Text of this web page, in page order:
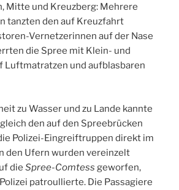
Mitte und Kreuzberg: Mehrere
tanzten den auf Kreuzfahrt
Vernetzerinnen auf der Nase
die Spree mit Klein- und
Luftmatratzen und aufblasbaren
zu Wasser und zu Lande kannte
den auf den Spreebrücken
Polizei-Eingreiftruppen direkt im
den Ufern wurden vereinzelt
die Spree-Comtess geworfen,
patroullierte. Die Passagiere